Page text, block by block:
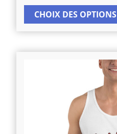
CHOIX DES OPTIONS